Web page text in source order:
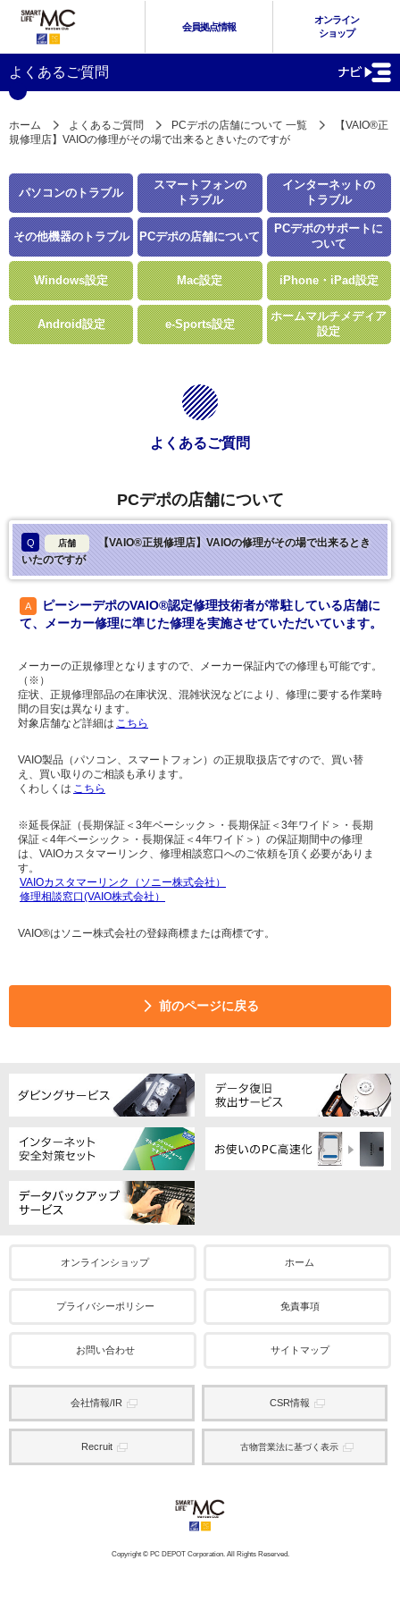
会員拠点情報
オンライン
ショップ
よくあるご質問
ホーム よくあるご質問 PCデポの店舗について 一覧
【VAIO®正
規修理店】VAIOの修理がその場で出来るときいたのですが
パソコンのトラブル
スマートフォンの
トラブル
インターネットの
トラブル
その他機器のトラブル PCデポの店舗について
PCデポのサポートに
ついて
Windows設定 Mac設定 iPhone・iPad設定
Android設定 e-Sports設定
ホームマルチメディア
設定
よくあるご質問
PCデポの店舗について
Q 店舗
【VAIO®正規修理店】VAIOの修理がその場で出来るとき
いたのですが
A
ピーシーデポのVAIO®認定修理技術者が常駐している店舗に
て、メーカー修理に準じた修理を実施させていただいています。
メーカーの正規修理となりますので、メーカー保証内での修理も可能です。
（※）
症状、正規修理部品の在庫状況、混雑状況などにより、修理に要する作業時
間の目安は異なります。
対象店舗など詳細は こちら
VAIO製品（パソコン、スマートフォン）の正規取扱店ですので、買い替
え、買い取りのご相談も承ります。
くわしくは こちら
※延長保証（長期保証＜3年ベーシック＞・長期保証＜3年ワイド＞・長期
保証＜4年ベーシック＞・長期保証＜4年ワイド＞）の保証期間中の修理
は、VAIOカスタマーリンク、修理相談窓口へのご依頼を頂く必要がありま
す。
VAIOカスタマーリンク（ソニー株式会社）
修理相談窓口(VAIO株式会社）
VAIO®はソニー株式会社の登録商標または商標です。
前のページに戻る
オンラインショップ ホーム
プライバシーポリシー 免責事項
お問い合わせ サイトマップ
会社情報/IR CSR情報
Recruit 古物営業法に基づく表示
Copyright © PC DEPOT Corporation. All Rights Reserved.